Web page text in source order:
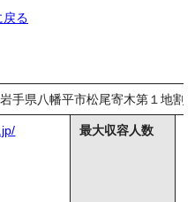
戻る
手県八幡平市松尾寄木第１地割
最大収容人数